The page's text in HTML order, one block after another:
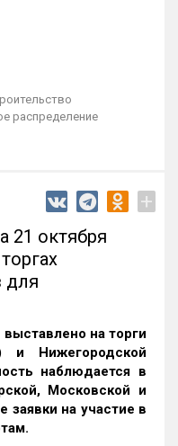
распределение
+
21 октября
для
на торги
и Нижегородской
наблюдается в
Московской и
заявки на участие в
.